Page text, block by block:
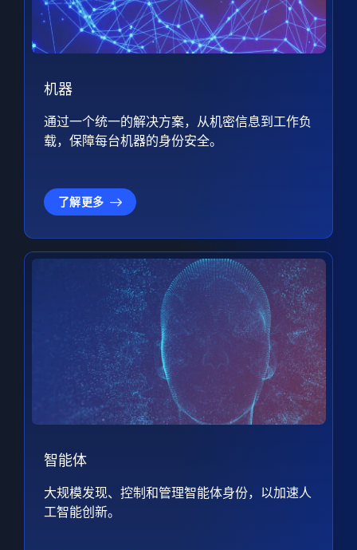
机器
通过一个统一的解决方案，从机密信息到工作负
载，保障每台机器的身份安全。
了解更多
智能体
大规模发现、控制和管理智能体身份，以加速人
工智能创新。